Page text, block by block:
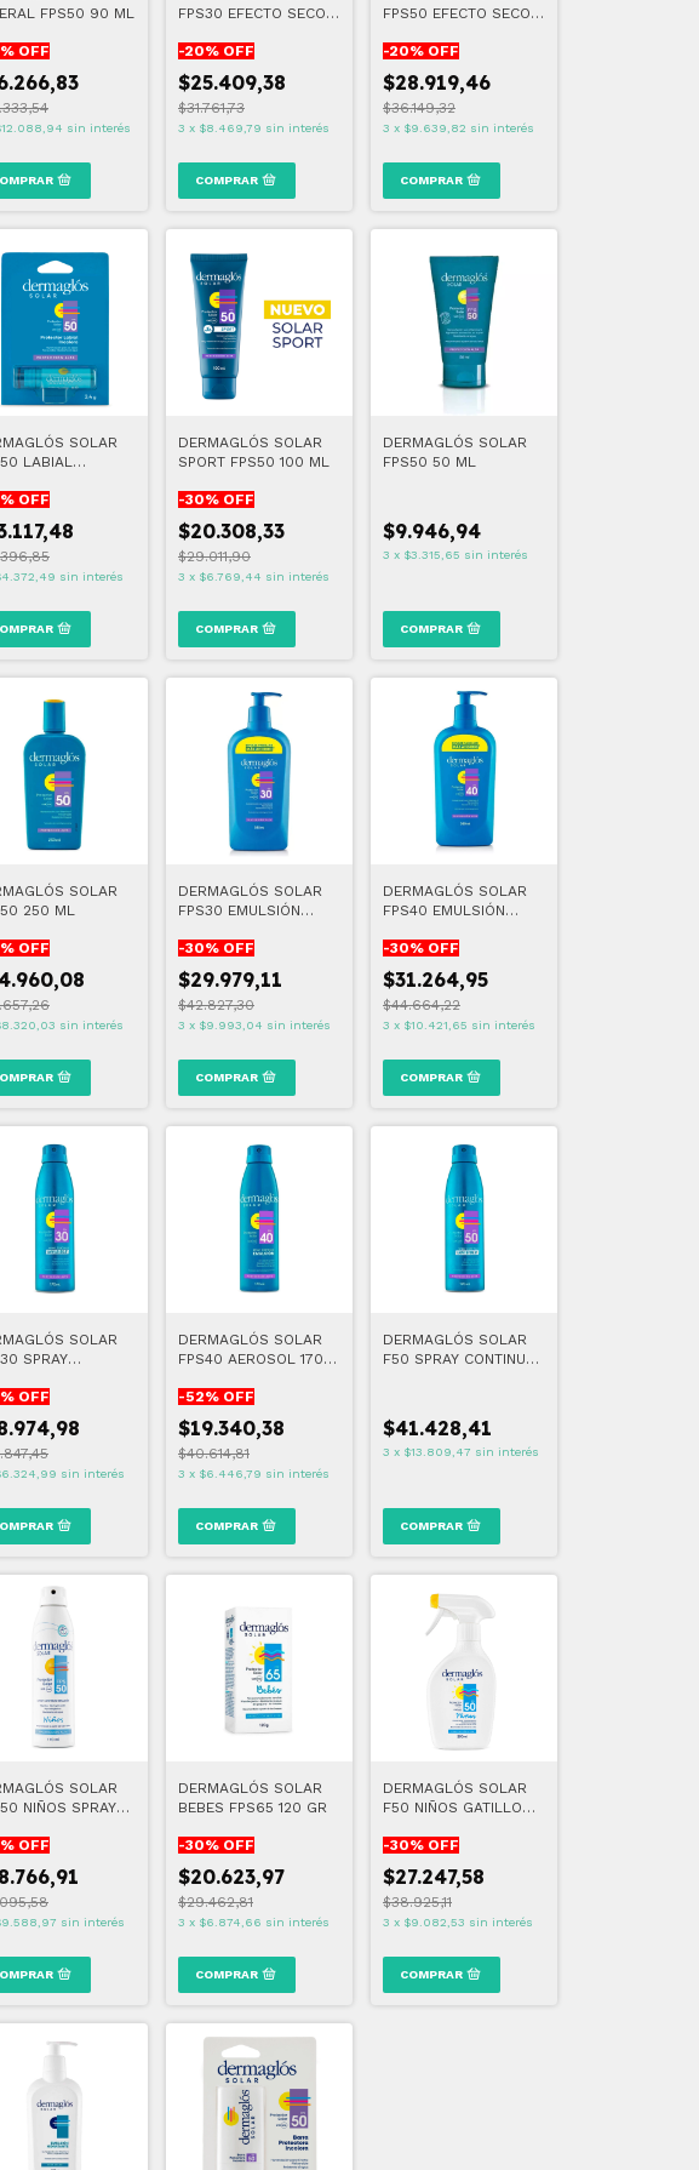
FPS50 90 ML
% OFF
sin interés
FPS30 EFECTO SECO
-20% OFF
$25.409,38
$31.761,73
3 x $8.469,79 sin interés
FPS50 EFECTO SECO
-20% OFF
$28.919,46
$36.149,32
3 x $9.639,82 sin interés
SOLAR
LABIAL
% OFF
sin interés
DERMAGLÓS SOLAR
SPORT FPS50 100 ML
-30% OFF
$20.308,33
$29.011,90
3 x $6.769,44 sin interés
DERMAGLÓS SOLAR
FPS50 50 ML
$9.946,94
3 x $3.315,65 sin interés
SOLAR
250 ML
% OFF
sin interés
DERMAGLÓS SOLAR
FPS30 EMULSIÓN
ML
-30% OFF
$29.979,11
$42.827,30
3 x $9.993,04 sin interés
DERMAGLÓS SOLAR
FPS40 EMULSIÓN
ML
-30% OFF
$31.264,95
$44.664,22
3 x $10.421,65 sin interés
SOLAR
SPRAY
05/26
% OFF
sin interés
DERMAGLÓS SOLAR
FPS40 AEROSOL 170
-52% OFF
$19.340,38
$40.614,81
3 x $6.446,79 sin interés
DERMAGLÓS SOLAR
F50 SPRAY CONTINUO
$41.428,41
3 x $13.809,47 sin interés
SOLAR
NIÑOS SPRAY
% OFF
sin interés
DERMAGLÓS SOLAR
BEBES FPS65 120 GR
-30% OFF
$20.623,97
$29.462,81
3 x $6.874,66 sin interés
DERMAGLÓS SOLAR
F50 NIÑOS GATILLO
-30% OFF
$27.247,58
$38.925,11
3 x $9.082,53 sin interés